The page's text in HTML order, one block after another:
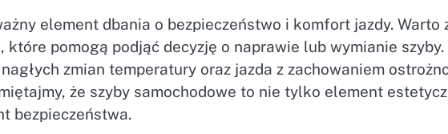
element dbania o bezpieczeństwo i komfort jazdy. Warto
pomogą podjąć decyzję o naprawie lub wymianie szyby.
zmian temperatury oraz jazda z zachowaniem
że szyby samochodowe to nie tylko element
bezpieczeństwa.